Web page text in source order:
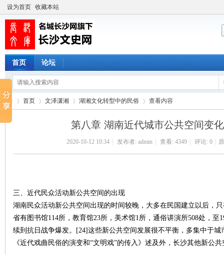
设为首页 收藏本站
首页 论坛
首页 文泽潇湘
›
湖湘文化转型中的民俗
›
查看内容
第八章 湖南近代城市公共空间变
2020-10-12 10:34 发布者: admin 查看: 4349 评论: 0
三、近代民众活动新公共空间的出现
湖南民众活动新公共空间出现的时间较晚，大多在民国建立以后，
省有图书馆114所，教育馆23所，美术馆1所，通俗讲演所508处，至
续到抗日战争爆发。[24]这些新公共空间发展很不平衡，多集中于
《近代戏曲民俗的演变和“文明戏”的传入》述及外，长沙其他新公